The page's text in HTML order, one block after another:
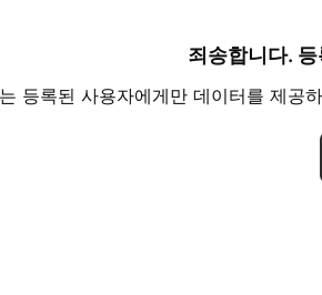
죄송합니다.
등록된 사용자에게만 데이터를 제공